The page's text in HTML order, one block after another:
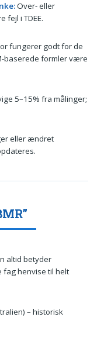
Over- eller
fejl i TDEE.
fungerer godt for de
baserede formler være
5–15% fra målinger;
eller ændret
altid betyder
henvise til helt
– historisk